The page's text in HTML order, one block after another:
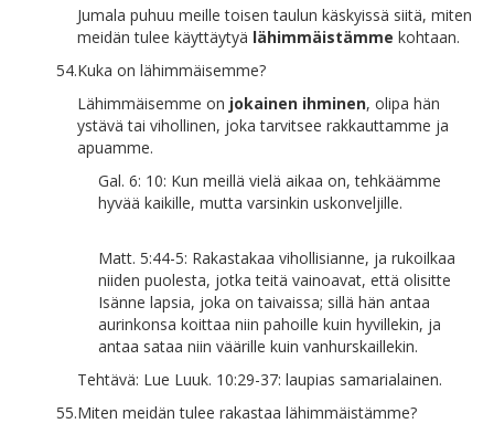
Jumala puhuu meille toisen taulun käskyissä siitä, miten
meidän tulee käyttäytyä lähimmäistämme kohtaan.
54.Kuka on lähimmäisemme?
Lähimmäisemme on jokainen ihminen, olipa hän
ystävä tai vihollinen, joka tarvitsee rakkauttamme ja
apuamme.
Gal. 6: 10: Kun meillä vielä aikaa on, tehkäämme
hyvää kaikille, mutta varsinkin uskonveljille.
Matt. 5:44-5: Rakastakaa vihollisianne, ja rukoilkaa
niiden puolesta, jotka teitä vainoavat, että olisitte
Isänne lapsia, joka on taivaissa; sillä hän antaa
aurinkonsa koittaa niin pahoille kuin hyvillekin, ja
antaa sataa niin väärille kuin vanhurskaillekin.
Tehtävä: Lue Luuk. 10:29-37: laupias samarialainen.
55.Miten meidän tulee rakastaa lähimmäistämme?